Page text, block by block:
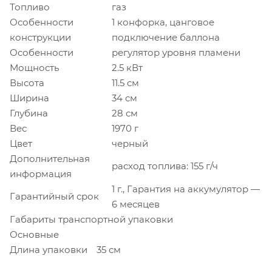
Топливо
газ
Особенности
конструкции
1 конфорка, цанговое
подключение баллона
Особенности
регулятор уровня пламени
Мощность
2.5 кВт
Высота
11.5 см
Ширина
34 см
Глубина
28 см
Вес
1970 г
Цвет
черный
Дополнительная
информация
расход топлива: 155 г/ч
Гарантийный срок
1 г., Гарантия на аккумулятор —
6 месяцев
Габариты транспортной упаковки
Основные
Длина упаковки
35 см